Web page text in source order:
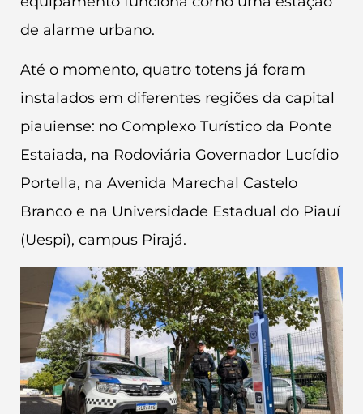
de alarme urbano.
Até o momento, quatro totens já foram
instalados em diferentes regiões da capital
piauiense: no Complexo Turístico da Ponte
Estaiada, na Rodoviária Governador Lucídio
Portella, na Avenida Marechal Castelo
Branco e na Universidade Estadual do Piauí
(Uespi), campus Pirajá.